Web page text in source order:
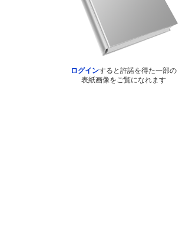
ログインすると許諾を得た一部の
表紙画像をご覧になれます